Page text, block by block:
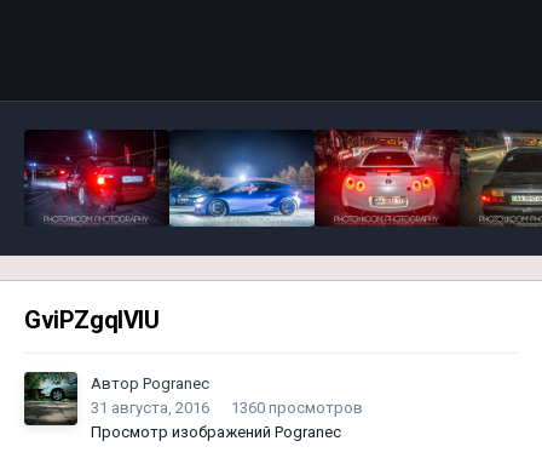
GviPZgqlVIU
Автор Pogranec
31 августа, 2016
1360 просмотров
Просмотр изображений Pogranec